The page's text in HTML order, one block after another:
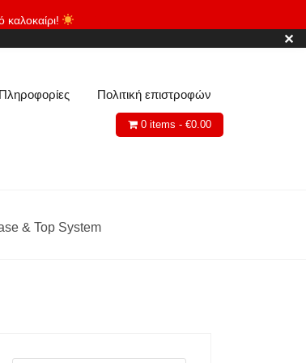
✕
Πολιτική επιστροφών
0 items - €0.00
& Top System